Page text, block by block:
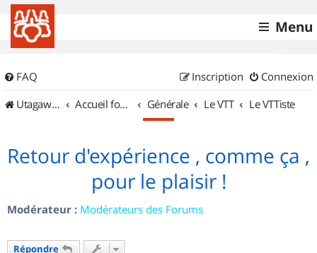
Menu
FAQ Connexion
Inscription
UtagawaVTT (Randos VTT et VTTAE avec traces GPS)
Accueil forum Générale Le VTT Le VTTiste
Retour d'expérience , comme ça ,
pour le plaisir !
Modérateur : Modérateurs des Forums
Répondre